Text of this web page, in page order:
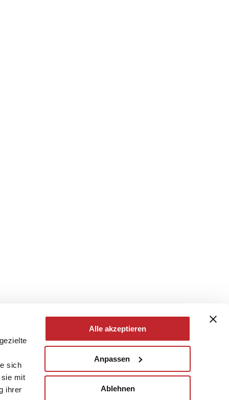
sich
sie mit
ihrer
Alle akzeptieren
Anpassen
Ablehnen